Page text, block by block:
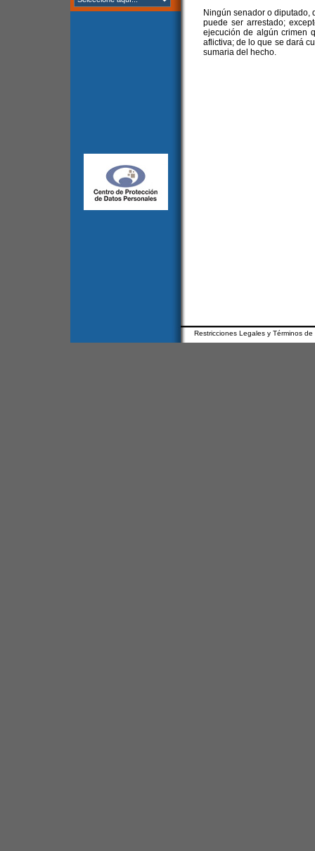
Ningún senador o diputado,
puede ser arrestado;
ejecución de algún crimen
aflictiva; de lo que se dará
sumaria del hecho.
Restricciones Legales y Términos de